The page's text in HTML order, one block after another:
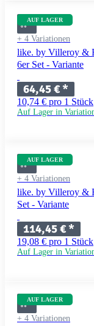
AUF LAGER
+ 4 Variationen
like. by Villeroy &
6er Set - Variante
64,45 €*
10,74 € pro 1 Stück
Auf Lager in
AUF LAGER
+ 4 Variationen
like. by Villeroy &
Set - Variante
114,45 €*
19,08 € pro 1 Stück
Auf Lager in
AUF LAGER
+ 4 Variationen